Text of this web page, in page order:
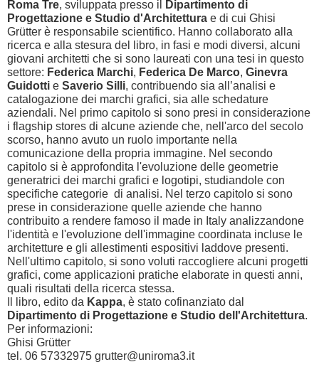
Roma Tre, sviluppata presso il
Dipartimento di
Progettazione e Studio d'Architettura e di cui Ghisi
Grütter è responsabile scientifico. Hanno collaborato alla
ricerca e alla stesura del libro, in fasi e modi diversi, alcuni
giovani architetti che si sono laureati con una tesi in questo
settore: Federica Marchi, Federica De Marco, Ginevra
Guidotti e Saverio Silli, contribuendo sia all’analisi e
catalogazione dei marchi grafici, sia alle schedature
aziendali. Nel primo capitolo si sono presi in considerazione
i flagship stores di alcune aziende che, nell'arco del secolo
scorso, hanno avuto un ruolo importante nella
comunicazione della propria immagine. Nel secondo
capitolo si è approfondita l'evoluzione delle geometrie
generatrici dei marchi grafici e logotipi, studiandole con
specifiche categorie di analisi. Nel terzo capitolo si sono
prese in considerazione quelle aziende che hanno
contribuito a rendere famoso il made in Italy analizzandone
l'identità e l'evoluzione dell'immagine coordinata incluse le
architetture e gli allestimenti espositivi laddove presenti.
Nell'ultimo capitolo, si sono voluti raccogliere alcuni progetti
grafici, come applicazioni pratiche elaborate in questi anni,
quali risultati della ricerca stessa.
Il libro, edito da Kappa, è stato cofinanziato dal
Dipartimento di Progettazione e Studio dell'Architettura.
Per informazioni:
Ghisi Grütter
tel. 06 57332975 grutter@uniroma3.it